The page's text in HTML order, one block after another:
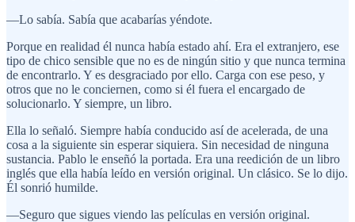
—Lo sabía. Sabía que acabarías yéndote.
Porque en realidad él nunca había estado ahí. Era el extranjero, ese
tipo de chico sensible que no es de ningún sitio y que nunca termina
de encontrarlo. Y es desgraciado por ello. Carga con ese peso, y
otros que no le conciernen, como si él fuera el encargado de
solucionarlo. Y siempre, un libro.
Ella lo señaló. Siempre había conducido así de acelerada, de una
cosa a la siguiente sin esperar siquiera. Sin necesidad de ninguna
sustancia. Pablo le enseñó la portada. Era una reedición de un libro
inglés que ella había leído en versión original. Un clásico. Se lo dijo.
Él sonrió humilde.
—Seguro que sigues viendo las películas en versión original.